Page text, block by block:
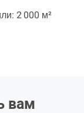
2 000 м²
вам